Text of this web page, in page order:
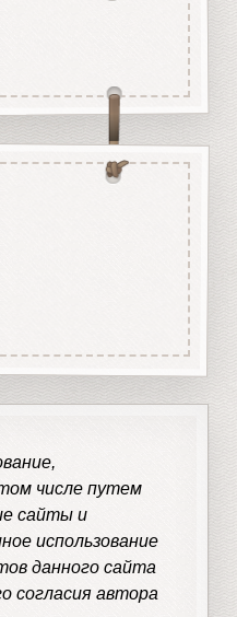
числе путем
сайты и
использование
данного сайта
согласия автора